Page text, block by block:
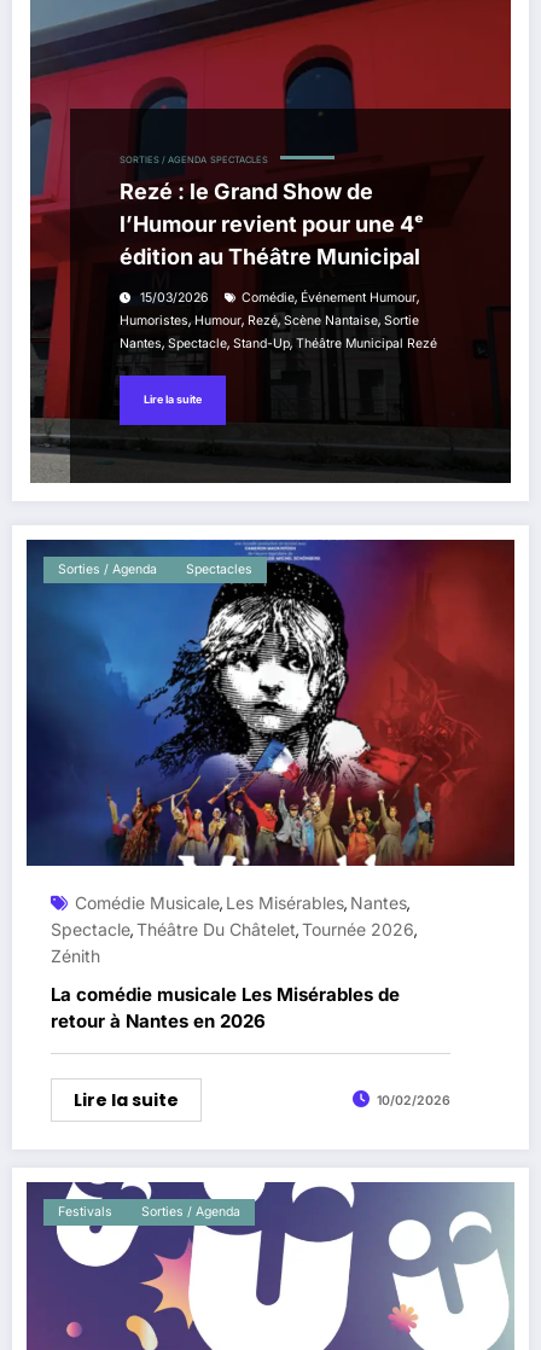
SORTIES / AGENDA SPECTACLES
Rezé : le Grand Show de
l’Humour revient pour une 4ᵉ
édition au Théâtre Municipal
15/03/2026 Comédie, Événement Humour,
Humoristes, Humour, Rezé, Scène Nantaise, Sortie
Nantes, Spectacle, Stand-Up, Théâtre Municipal Rezé
Lire la suite
Sorties / Agenda Spectacles
Comédie Musicale, Les Misérables, Nantes,
Spectacle,Théâtre Du Châtelet,Tournée 2026,
Zénith
La comédie musicale Les Misérables de
retour à Nantes en 2026
Lire la suite 10/02/2026
Festivals Sorties / Agenda